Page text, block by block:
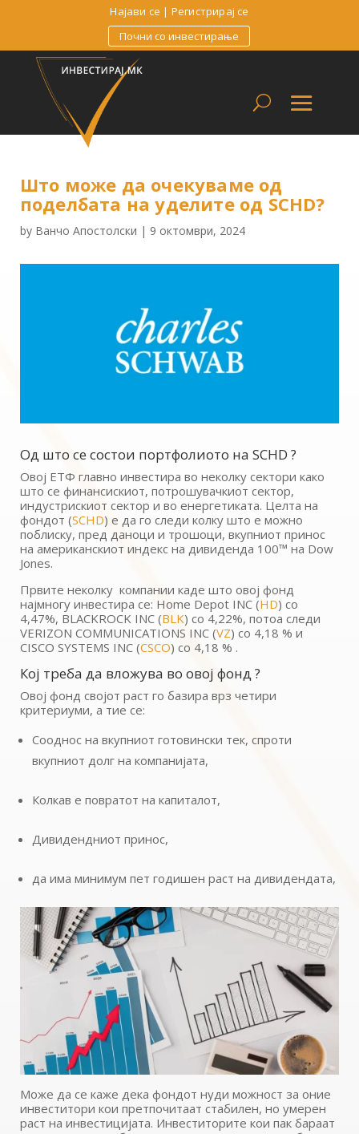
Најави се | Регистрирај се
Почни со инвестирање
Што може да очекуваме од
поделбата на уделите од SCHD?
by Ванчо Апостолски | 9 октомври, 2024
Од што се состои портфолиото на SCHD ?
Овој ЕТФ главно инвестира во неколку сектори како
што се финансискиот, потрошувачкиот сектор,
индустрискиот сектор и во енергетиката. Целта на
фондот (SCHD) е да го следи колку што е можно
поблиску, пред даноци и трошоци, вкупниот принос
на американскиот индекс на дивиденда 100™ на Dow
Jones.
Првите неколку компании каде што овој фонд
најмногу инвестира се: Home Depot INC (HD) со
4,47%, BLACKROCK INC (BLK) со 4,22%, потоа следи
VERIZON COMMUNICATIONS INC (VZ) со 4,18 % и
CISCO SYSTEMS INC (CSCO) со 4,18 % .
Кој треба да вложува во овој фонд ?
Овој фонд својот раст го базира врз четири
критериуми, а тие се:
Сооднос на вкупниот готовински тек, спроти
вкупниот долг на компанијата,
Колкав е повратот на капиталот,
Дивидендниот принос,
да има минимум пет годишен раст на дивидендата,
Може да се каже дека фондот нуди можност за оние
инвеститори кои претпочитаат стабилен, но умерен
раст на инвестицијата. Инвеститорите кои пак бараат